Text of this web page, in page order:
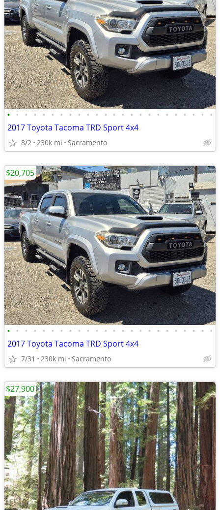
• • • • • • • • • • • • • • • • • • • • • • • •
2017 Toyota Tacoma TRD Sport 4x4
8/2 230k mi Sacramento
• • • • • • • • • • • • • • • • • • • • • • • •
2017 Toyota Tacoma TRD Sport 4x4
7/31 230k mi Sacramento
$20,705
$27,900